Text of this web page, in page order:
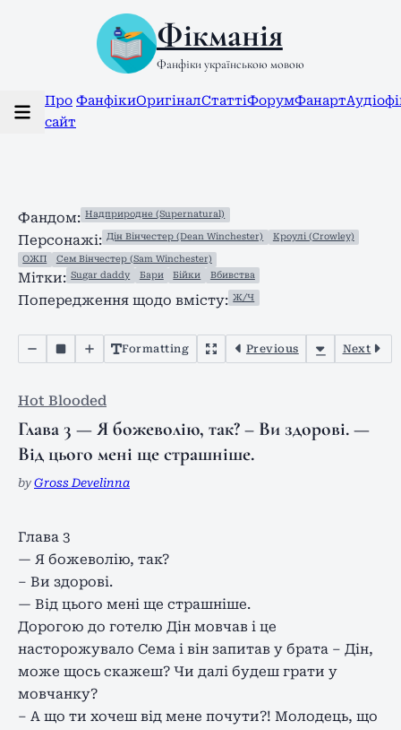
Фікманія
Фанфіки українською мовою
Про
сайт
ФанфікиОригіналСтаттіФорумФанарт
Фандом: Надприродне (Supernatural)
Персонажі: Дін Вінчестер (Dean Winchester) Кроулі (Crowley)
ОЖП Сем Вінчестер (Sam Winchester)
Мітки: Sugar daddy Бари Бійки Вбивства
Попередження щодо вмісту: Ж/Ч
Formatting Previous Next
Hot Blooded
Глава 3 — Я божеволію, так? – Ви здорові. —
Від цього мені ще страшніше.
by Gross Develinna
Глава 3
— Я божеволію, так?
– Ви здорові.
— Від цього мені ще страшніше.
Дорогою до готелю Дін мовчав і це
насторожувало Сема і він запитав у брата – Дін,
може щось скажеш? Чи далі будеш грати у
мовчанку?
– А що ти хочеш від мене почути?! Молодець, що